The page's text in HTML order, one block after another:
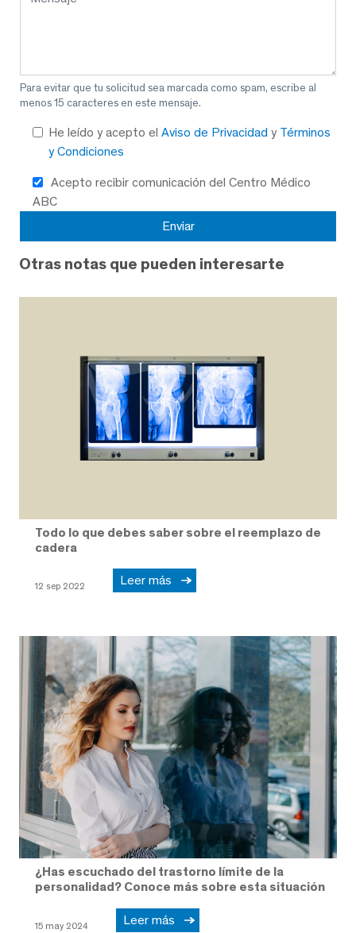
Para evitar que tu solicitud sea marcada como spam, escribe al
menos 15 caracteres en este mensaje.
He leído y acepto el Aviso de Privacidad y Términos
y Condiciones
Acepto recibir comunicación del Centro Médico
ABC
Otras notas que pueden interesarte
Todo lo que debes saber sobre el reemplazo de
cadera
12 sep 2022 Leer más
¿Has escuchado del trastorno límite de la
personalidad? Conoce más sobre esta situación
15 may 2024 Leer más